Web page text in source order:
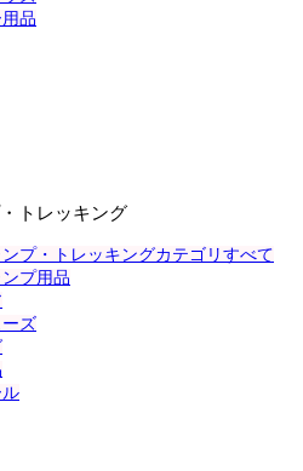
品
トレッキング
プ・トレッキングカテゴリすべて
プ用品
ーズ
ル